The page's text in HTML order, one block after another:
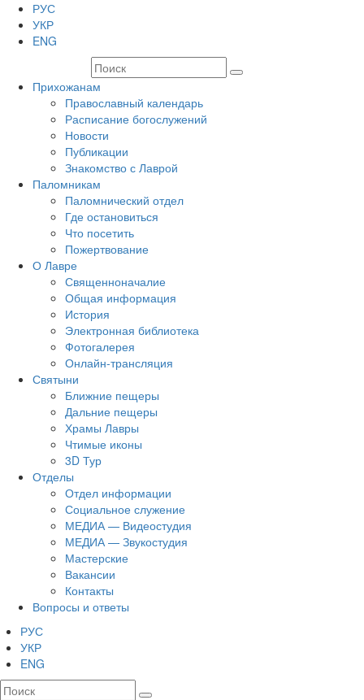
РУС
УКР
ENG
Прихожанам
Православный календарь
Расписание богослужений
Новости
Публикации
Знакомство с Лаврой
Паломникам
Паломнический отдел
Где остановиться
Что посетить
Пожертвование
О Лавре
Священноначалие
Общая информация
История
Электронная библиотека
Фотогалерея
Онлайн-трансляция
Святыни
Ближние пещеры
Дальние пещеры
Храмы Лавры
Чтимые иконы
3D Тур
Отделы
Отдел информации
Социальное служение
МЕДИА — Видеостудия
МЕДИА — Звукостудия
Мастерские
Вакансии
Контакты
Вопросы и ответы
РУС
УКР
ENG